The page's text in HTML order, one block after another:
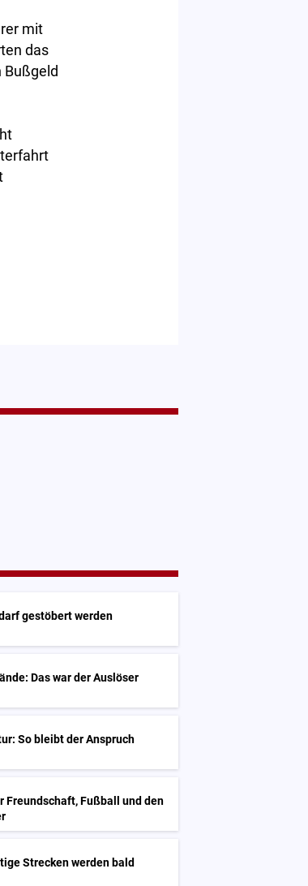
mit
das
Bußgeld
gestöbert werden
Das war der Auslöser
So bleibt der Anspruch
Freundschaft, Fußball und den
Strecken werden bald